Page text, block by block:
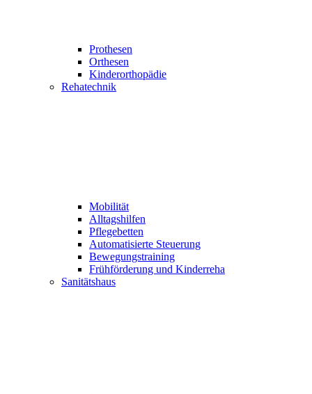
Prothesen
Orthesen
Kinderorthopädie
Rehatechnik
Mobilität
Alltagshilfen
Pflegebetten
Automatisierte Steuerung
Bewegungstraining
Frühförderung und Kinderreha
Sanitätshaus